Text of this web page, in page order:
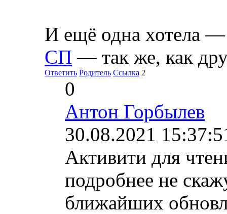
И ещё одна хотела
СП — так же, как
Ответить Родитель Ссылка 2
0
Антон Горбылев
30.08.2021
Активити для
подробнее не
ближайших